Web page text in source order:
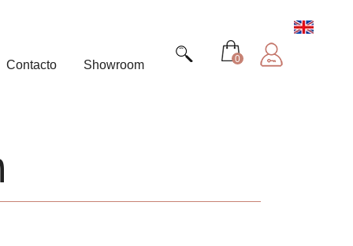
Contacto Showroom 0